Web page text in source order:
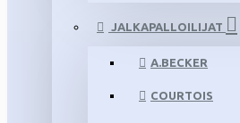
JALKAPALLOILIJAT
A.BECKER
COURTOIS